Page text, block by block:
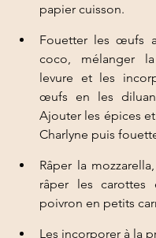
papier cuisson.
Fouetter les œufs
coco, mélanger
levure et les
œufs en les
Ajouter les épices
Charlyne puis
Râper la
râper les carottes
poivron en petits
Les incorporer à la